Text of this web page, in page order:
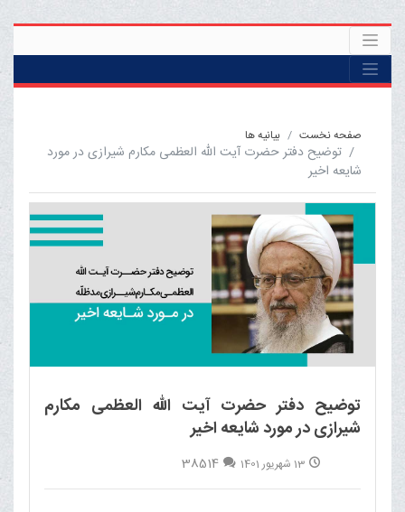
صفحه نخست بيانيه ها
توضیح دفتر حضرت آیت الله العظمی مکارم شیرازی در مورد
شایعه اخیر
توضیح دفتر حضرت آیت الله العظمی مکارم
شیرازی در مورد شایعه اخیر
13 شهریور 1401 38514